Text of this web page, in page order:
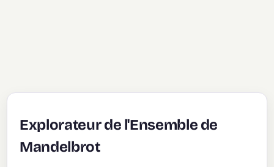
Explorateur de l'Ensemble de
Mandelbrot